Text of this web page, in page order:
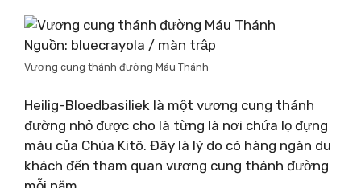
Nguồn: bluecrayola / màn trập
Vương cung thánh đường Máu Thánh
Heilig-Bloedbasiliek là một vương cung thánh
đường nhỏ được cho là từng là nơi chứa lọ đựng
máu của Chúa Kitô. Đây là lý do có hàng ngàn du
khách đến tham quan vương cung thánh đường